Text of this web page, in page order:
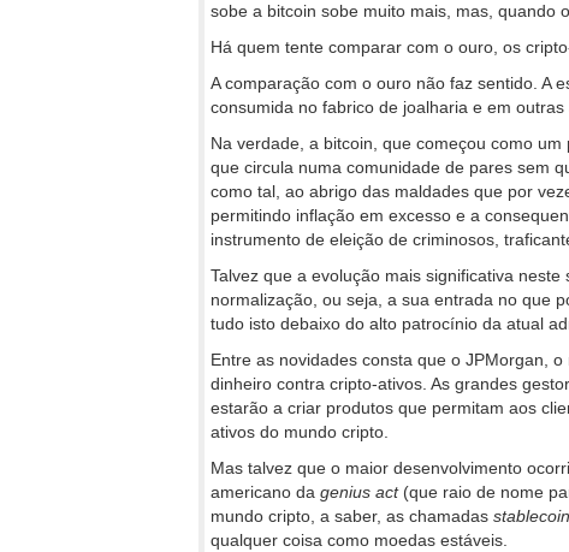
sobe a bitcoin sobe muito mais, mas, quando
Há quem tente comparar com o ouro, os
A comparação com o ouro não faz sentido. A
consumida no fabrico de joalharia e em outras
Na verdade, a bitcoin, que começou como
que circula numa comunidade de pares sem
como tal, ao abrigo das maldades que por
permitindo inflação em excesso e a
instrumento de eleição de criminosos,
Talvez que a evolução mais significativa
normalização, ou seja, a sua entrada no que
tudo isto debaixo do alto patrocínio da atual
Entre as novidades consta que o JPMorgan,
dinheiro contra cripto-ativos. As grandes
estarão a criar produtos que permitam aos
ativos do mundo cripto.
Mas talvez que o maior desenvolvimento
americano da genius act(que raio de nome
mundo cripto, a saber, as chamadas
qualquer coisa como moedas estáveis.